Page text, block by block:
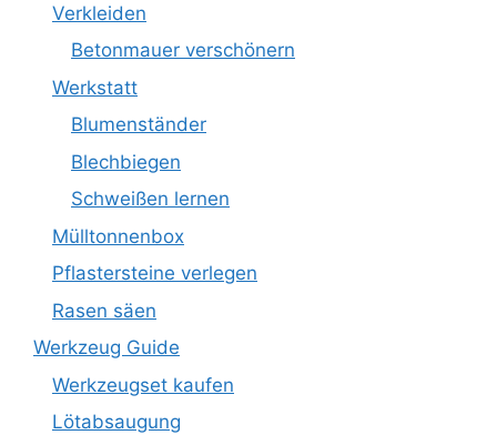
Verkleiden
Betonmauer verschönern
Werkstatt
Blumenständer
Blechbiegen
Schweißen lernen
Mülltonnenbox
Pflastersteine verlegen
Rasen säen
Werkzeug Guide
Werkzeugset kaufen
Lötabsaugung